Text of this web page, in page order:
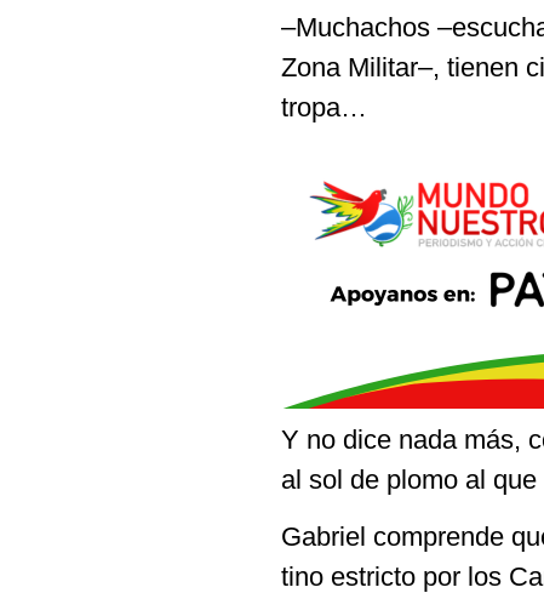
–Muchachos
Zona Militar–, tienen
tropa…
Y no dice nada más,
al sol de plomo al que
Gabriel comprende
tino estricto por los